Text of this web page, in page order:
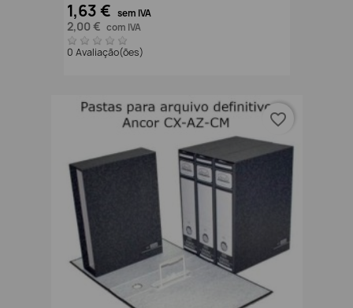
1,63 € sem IVA
2,00 € com IVA
0 Avaliação(ões)
favorite_border